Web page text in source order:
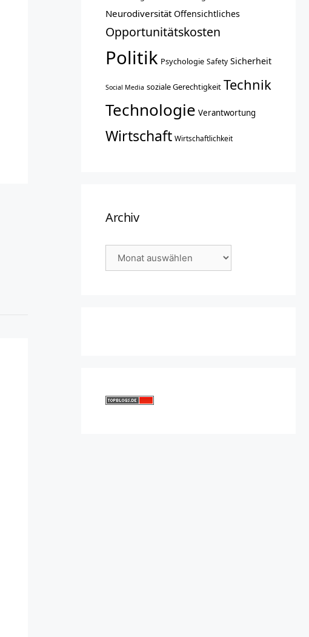
Neurodiversität Offensichtliches
Opportunitätskosten
Politik Psychologie Safety Sicherheit
Social Media soziale Gerechtigkeit Technik
Technologie Verantwortung
Wirtschaft Wirtschaftlichkeit
Archiv
Archiv